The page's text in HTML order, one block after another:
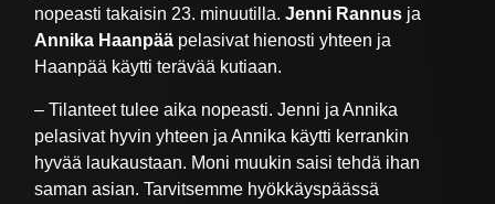
nopeasti takaisin 23. minuutilla.Jenni Rannus ja
Annika Haanpää pelasivat hienosti yhteen ja
Haanpää käytti terävää kutiaan.
– Tilanteet tulee aika nopeasti. Jenni ja Annika
pelasivat hyvin yhteen ja Annika käytti kerrankin
hyvää laukaustaan. Moni muukin saisi tehdä ihan
saman asian. Tarvitsemme hyökkäyspäässä